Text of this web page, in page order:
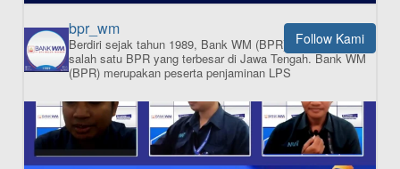
ISI APLIKASI SEKARANG
Follow Kami
bpr_wm
Berdiri sejak tahun 1989, Bank WM (BPR) merupakan
salah satu BPR yang terbesar di Jawa Tengah.Bank WM
(BPR) merupakan peserta penjaminan LPS